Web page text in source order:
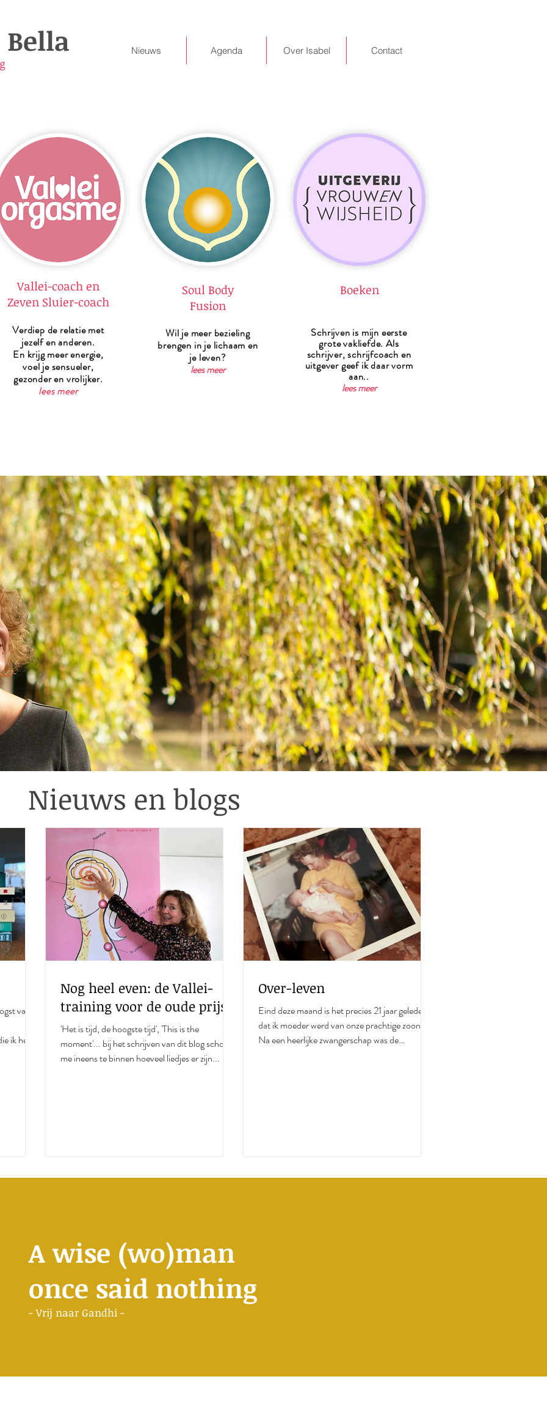
Nieuws Agenda Over Isabel Contact
Vallei-coach en
Zeven Sluier-coach
Verdiep de relatie met
jezelf en anderen.
En krijg meer energie,
voel je sensueler,
gezonderen vrolijker.
lees meer
Soul Body
Fusion
Wil je meer bezieling
brengen in je lichaam en
je leven?
lees meer
Boeken
Schrijven is mijn eerste
grote vakliefde. Als
schrijver, schrijfcoach en
uitgever geef ik daar vorm
aan..
lees meer
voor de oude prijs
ik heb
Nog heel even: de Vallei-
training voor de oude prijs
'Het is tijd, de hoogste tijd', 'This is the
moment'... bij het schrijven van dit blog schoot
me ineens te binnen hoeveel liedjes er zijn...
Over-leven
Eind deze maand is het precies 21 jaar geleden
dat ik moeder werd van onze prachtige zoon.
Na een heerlijke zwangerschap was de
Nieuws en blogs
A wise (wo)man
once said nothing
- Vrij naar Gandhi -